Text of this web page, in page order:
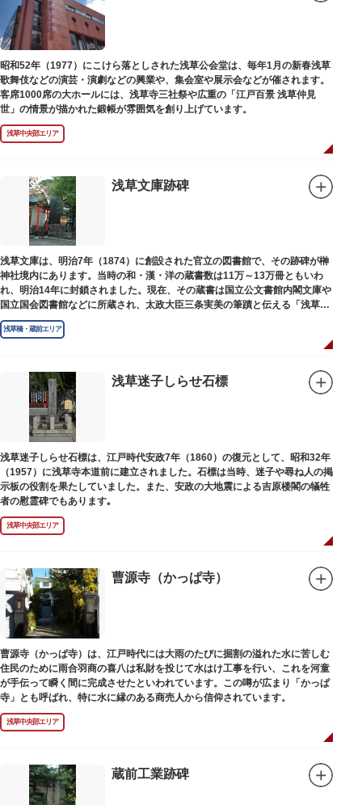
昭和52年（1977）にこけら落としされた浅草公会堂は、毎年1月の新春浅草
歌舞伎などの演芸・演劇などの興業や、集会室や展示会などが催されます。
客席1000席の大ホールには、浅草寺三社祭や広重の「江戸百景 浅草仲見
世」の情景が描かれた鍛帳が雰囲気を創り上げています。
浅草中央部エリア
浅草文庫跡碑
浅草文庫は、明治7年（1874）に創設された官立の図書館で、その跡碑が榊
神社境内にあります。当時の和・漢・洋の蔵書数は11万～13万冊ともいわ
れ、明治14年に封鎖されました。現在、その蔵書は国立公文書館内閣文庫や
国立国会図書館などに所蔵され、太政大臣三条実美の筆蹟と伝える「浅草文
庫」の朱印が押されています。
浅草橋・蔵前エリア
浅草迷子しらせ石標
浅草迷子しらせ石標は、江戸時代安政7年（1860）の復元として、昭和32年
（1957）に浅草寺本道前に建立されました。石標は当時、迷子や尋ね人の掲
示板の役割を果たしていました。また、安政の大地震による吉原楼閣の犠牲
者の慰霊碑でもあります｡
浅草中央部エリア
曹源寺（かっぱ寺）
曹源寺（かっぱ寺）は、江戸時代には大雨のたびに掘割の溢れた水に苦しむ
住民のために雨合羽商の喜八は私財を投じて水はけ工事を行い、これを河童
が手伝って瞬く間に完成させたといわれています。この噂が広まり「かっぱ
寺」とも呼ばれ、特に水に縁のある商売人から信仰されています。
浅草中央部エリア
蔵前工業跡碑